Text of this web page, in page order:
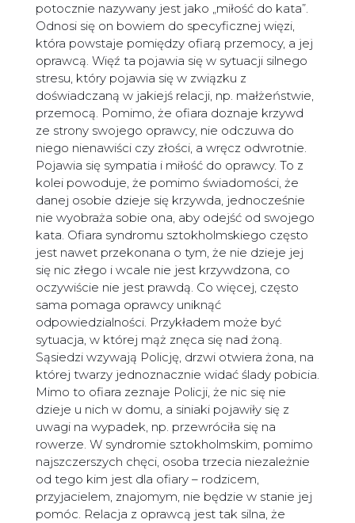
potocznie nazywany jest jako „miłość do kata”.
Odnosi się on bowiem do specyficznej więzi,
która powstaje pomiędzy ofiarą przemocy, a jej
oprawcą. Więź ta pojawia się w sytuacji silnego
stresu, który pojawia się w związku z
doświadczaną w jakiejś relacji, np. małżeństwie,
przemocą. Pomimo, że ofiara doznaje krzywd
ze strony swojego oprawcy, nie odczuwa do
niego nienawiści czy złości, a wręcz odwrotnie.
Pojawia się sympatia i miłość do oprawcy. To z
kolei powoduje, że pomimo świadomości, że
danej osobie dzieje się krzywda, jednocześnie
nie wyobraża sobie ona, aby odejść od swojego
kata. Ofiara syndromu sztokholmskiego często
jest nawet przekonana o tym, że nie dzieje jej
się nic złego i wcale nie jest krzywdzona, co
oczywiście nie jest prawdą. Co więcej, często
sama pomaga oprawcy uniknąć
odpowiedzialności. Przykładem może być
sytuacja, w której mąż znęca się nad żoną.
Sąsiedzi wzywają Policję, drzwi otwiera żona, na
której twarzy jednoznacznie widać ślady pobicia.
Mimo to ofiara zeznaje Policji, że nic się nie
dzieje u nich w domu, a siniaki pojawiły się z
uwagi na wypadek, np. przewróciła się na
rowerze. W syndromie sztokholmskim, pomimo
najszczerszych chęci, osoba trzecia niezależnie
od tego kim jest dla ofiary – rodzicem,
przyjacielem, znajomym, nie będzie w stanie jej
pomóc. Relacja z oprawcą jest tak silna, że